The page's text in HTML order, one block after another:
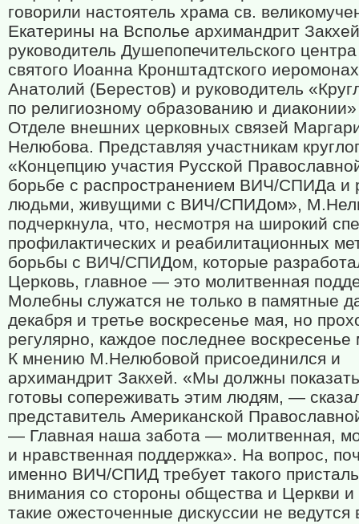
говорили настоятель храма св.
Екатерины на Всполье архимандрит
руководитель Душепопечительского
святого Иоанна Кронштадтского иеромонах
Анатолий (Берестов) и руководитель
по религиозному образованию и
Отделе внешних церковных связей
Нелюбова. Представляя участникам
«Концепцию участия Русской
борьбе с распространением ВИЧ/СПИДа и
людьми, живущими с ВИЧ/СПИДом»,
подчеркнула, что, несмотря на широкий
профилактических и реабилитационных
борьбы с ВИЧ/СПИДом, которые
Церковь, главное — это молитвенная
Молебны служатся не только в памятные
декабря и третье воскресенье мая, но
регулярно, каждое последнее воскресенье
К мнению М.Нелюбовой присоединился и
архимандрит Закхей. «Мы должны
готовы сопереживать этим людям, —
представитель Американской
— Главная наша забота — молитвенная,
и нравственная поддержка». На вопрос,
именно ВИЧ/СПИД требует такого
внимания со стороны общества и Церкви и
такие ожесточенные дискуссии не ведутся